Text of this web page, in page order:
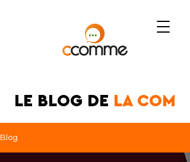
LE BLOG DE LA COM
Blog